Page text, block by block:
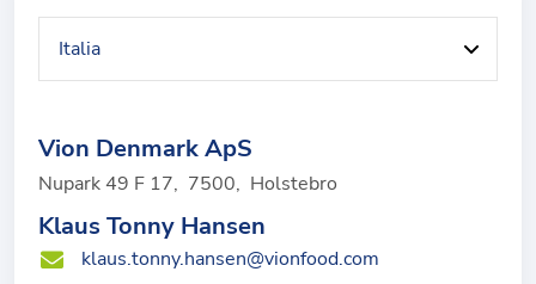
Vion Denmark ApS
Nupark 49 F 17, 7500, Holstebro
Klaus Tonny Hansen
klaus.tonny.hansen@vionfood.com